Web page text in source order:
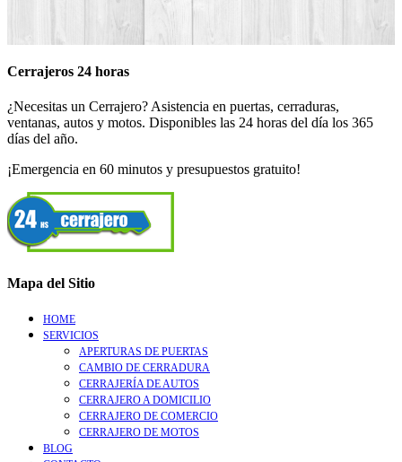
Cerrajeros 24 horas
¿Necesitas un Cerrajero? Asistencia en puertas, cerraduras,
ventanas, autos y motos. Disponibles las 24 horas del día los 365
días del año.
¡Emergencia en 60 minutos y presupuestos gratuito!
Mapa del Sitio
HOME
SERVICIOS
APERTURAS DE PUERTAS
CAMBIO DE CERRADURA
CERRAJERÍA DE AUTOS
CERRAJERO A DOMICILIO
CERRAJERO DE COMERCIO
CERRAJERO DE MOTOS
BLOG